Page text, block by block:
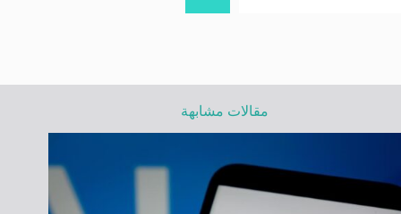
مقالات مشابهة